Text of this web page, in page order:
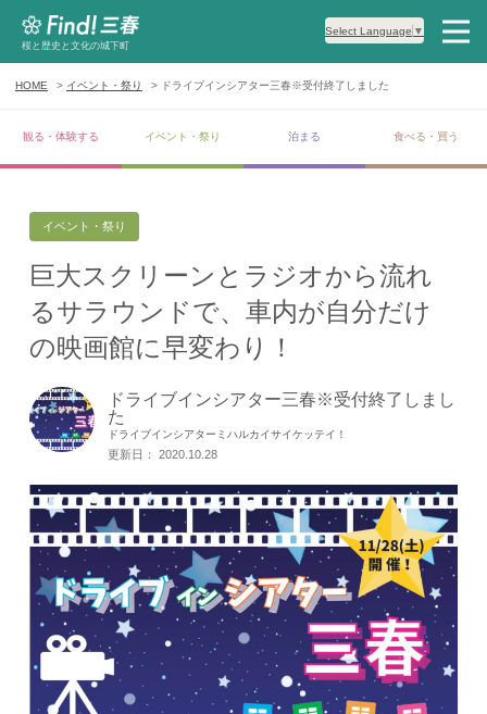
桜と歴史と文化の城下町
Select Language ▼
HOME イベント・祭り ドライブインシアター三春※受付終了しました
観る・体験する イベント・祭り 泊まる 食べる・買う
イベント・祭り
巨大スクリーンとラジオから流れ
るサラウンドで、車内が自分だけ
の映画館に早変わり！
ドライブインシアター三春※受付終了しまし
た
ドライブインシアターミハルカイサイケッテイ！
更新日： 2020.10.28